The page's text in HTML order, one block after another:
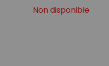
Non disponible